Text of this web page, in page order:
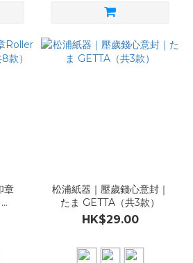
章
松浦紙器｜壓歲錢心意封｜
たま GETTA（共3款）
HK$29.00